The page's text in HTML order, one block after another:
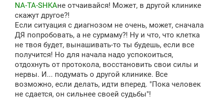
NA-TA-SHKAне отчаивайся! Может, в другой клинике
скажут другое?!
Если ситуация с диагнозом не очень, может, сначала
ДЯ попробовать, а не сурмаму?! Ну и что, что клетка
не твоя будет, вынашивать-то ты будешь, если все
получится! Но для начала надо успокоиться,
отдохнуть от протокола, восстановить свои силы и
нервы. И... подумать о другой клинике. Все
возможно, если делать, идти вперед. "Пока человек
не сдается, он сильнее своей судьбы"!